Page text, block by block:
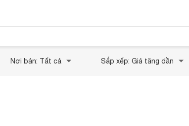
Nơi bán: Tất cả Sắp xếp: Giá tăng dần